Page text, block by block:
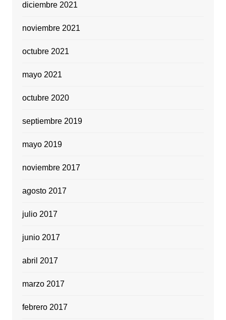
diciembre 2021
noviembre 2021
octubre 2021
mayo 2021
octubre 2020
septiembre 2019
mayo 2019
noviembre 2017
agosto 2017
julio 2017
junio 2017
abril 2017
marzo 2017
febrero 2017